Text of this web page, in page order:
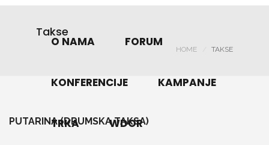
O NAMA FORUM
KONFERENCIJE KAMPANJE
TRKA WDOR
Takse
HOME TAKSE
PUTARINA (DRUMSKA TAKSA)